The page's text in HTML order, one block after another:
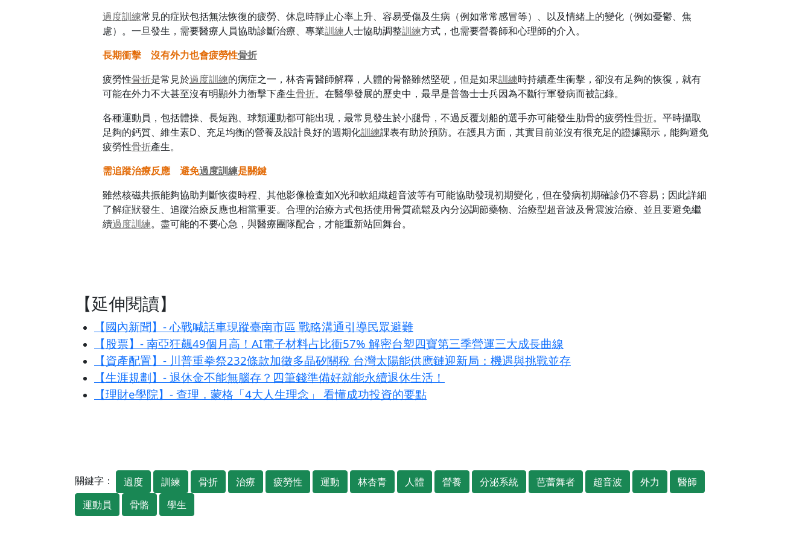
過度訓練常見的症狀包括無法恢復的疲勞、休息時靜止心率上升、容易受傷及生病（例如常常感冒等）、以及情緒上的變化（例如憂鬱、焦
慮）。一旦發生，需要醫療人員協助診斷治療、專業訓練人士協助調整訓練方式，也需要營養師和心理師的介入。
長期衝擊 沒有外力也會疲勞性骨折
疲勞性骨折是常見於過度訓練的病症之一，林杏青醫師解釋，人體的骨骼雖然堅硬，但是如果訓練時持續產生衝擊，卻沒有足夠的恢復，就有
可能在外力不大甚至沒有明顯外力衝擊下產生骨折。在醫學發展的歷史中，最早是普魯士士兵因為不斷行軍發病而被記錄。
各種運動員，包括體操、長短跑、球類運動都可能出現，最常見發生於小腿骨，不過反覆划船的選手亦可能發生肋骨的疲勞性骨折。平時攝取
足夠的鈣質、維生素D、充足均衡的營養及設計良好的週期化訓練課表有助於預防。在護具方面，其實目前並沒有很充足的證據顯示，能夠避免
疲勞性骨折產生。
需追蹤治療反應 避免過度訓練是關鍵
雖然核磁共振能夠協助判斷恢復時程、其他影像檢查如X光和軟組織超音波等有可能協助發現初期變化，但在發病初期確診仍不容易；因此詳細
了解症狀發生、追蹤治療反應也相當重要。合理的治療方式包括使用骨質疏鬆及內分泌調節藥物、治療型超音波及骨震波治療、並且要避免繼
續過度訓練。盡可能的不要心急，與醫療團隊配合，才能重新站回舞台。
【延伸閱讀】
【國內新聞】- 心戰喊話車現蹤臺南市區 戰略溝通引導民眾避難
【股票】- 南亞狂飆49個月高！AI電子材料占比衝57% 解密台塑四寶第三季營運三大成長曲線
【資產配置】- 川普重拳祭232條款加徵多晶矽關稅 台灣太陽能供應鏈迎新局：機遇與挑戰並存
【生涯規劃】- 退休金不能無腦存？四筆錢準備好就能永續退休生活！
【理財e學院】- 查理．蒙格「4大人生理念」 看懂成功投資的要點
關鍵字： 過度 訓練 骨折 治療 疲勞性 運動 林杏青 人體 營養 分泌系統 芭蕾舞者 超音波 外力
醫師
運動員
骨骼 學生